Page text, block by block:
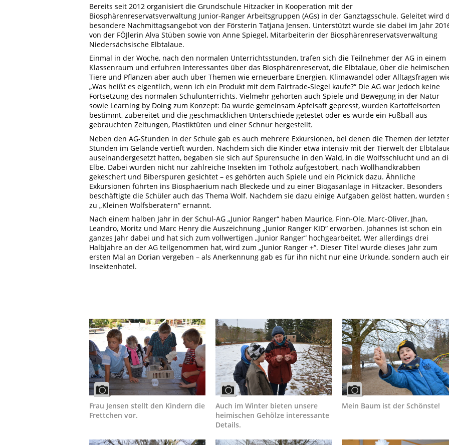
Bereits seit 2012 organisiert die Grundschule Hitzacker in Kooperation mit der
Biosphärenreservatsverwaltung Junior-Ranger Arbeitsgruppen (AGs) in der Ganztagsschule. Geleitet wird
besondere Nachmittagsangebot von der Försterin Tatjana Jensen. Unterstützt wurde sie dabei im Jahr
von der FÖJlerin Alva Stüben sowie von Anne Spiegel, Mitarbeiterin der Biosphärenreservatsverwaltung
Niedersächsische Elbtalaue.
Einmal in der Woche, nach den normalen Unterrichtsstunden, trafen sich die Teilnehmer der AG in einem
Klassenraum und erfuhren Interessantes über das Biosphärenreservat, die Elbtalaue, über die heimischen
Tiere und Pflanzen aber auch über Themen wie erneuerbare Energien, Klimawandel oder Alltagsfragen
„Was heißt es eigentlich, wenn ich ein Produkt mit dem Fairtrade-Siegel kaufe?“ Die AG war jedoch keine
Fortsetzung des normalen Schulunterrichts. Vielmehr gehörten auch Spiele und Bewegung in der Natur
sowie Learning by Doing zum Konzept: Da wurde gemeinsam Apfelsaft gepresst, wurden Kartoffelsorten
bestimmt, zubereitet und die geschmacklichen Unterschiede getestet oder es wurde ein Fußball aus
gebrauchten Zeitungen, Plastiktüten und einer Schnur hergestellt.
Neben den AG-Stunden in der Schule gab es auch mehrere Exkursionen, bei denen die Themen der
Stunden im Gelände vertieft wurden. Nachdem sich die Kinder etwa intensiv mit der Tierwelt der
auseinandergesetzt hatten, begaben sie sich auf Spurensuche in den Wald, in die Wolfsschlucht und an
Elbe. Dabei wurden nicht nur zahlreiche Insekten im Totholz aufgestöbert, nach Wollhandkrabben
gekeschert und Biberspuren gesichtet – es gehörten auch Spiele und ein Picknick dazu. Ähnliche
Exkursionen führten ins Biosphaerium nach Bleckede und zu einer Biogasanlage in Hitzacker. Besonders
beschäftigte die Schüler auch das Thema Wolf. Nachdem sie dazu einige Aufgaben gelöst hatten, wurden
zu „Kleinen Wolfsberatern“ ernannt.
Nach einem halben Jahr in der Schul-AG „Junior Ranger“ haben Maurice, Finn-Ole, Marc-Oliver, Jhan,
Leandro, Moritz und Marc Henry die Auszeichnung „Junior Ranger KID“ erworben. Johannes ist schon ein
ganzes Jahr dabei und hat sich zum vollwertigen „Junior Ranger“ hochgearbeitet. Wer allerdings drei
Halbjahre an der AG teilgenommen hat, wird zum „Junior Ranger +“. Dieser Titel wurde dieses Jahr zum
ersten Mal an Dorian vergeben – als Anerkennung gab es für ihn nicht nur eine Urkunde, sondern auch
Insektenhotel.
Frau Jensen stellt den Kindern die
Frettchen vor.
Auch im Winter bieten unsere
heimischen Gehölze interessante
Details.
Mein Baum ist der Schönste!